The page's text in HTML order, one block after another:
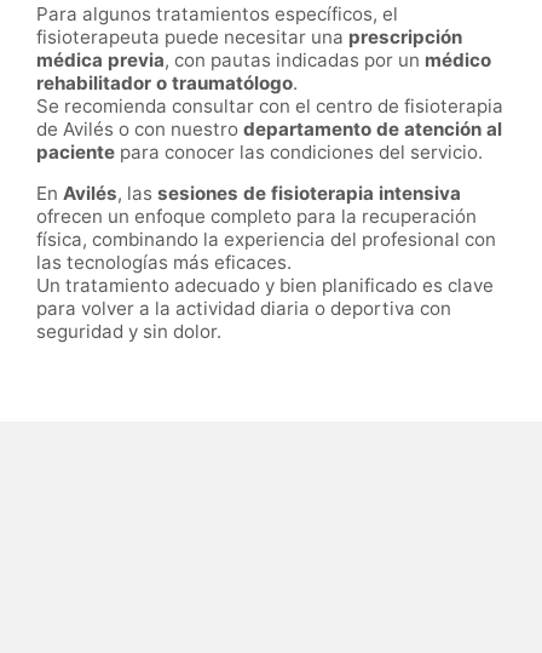
Para algunos tratamientos específicos, el
fisioterapeuta puede necesitar una prescripción
médica previa, con pautas indicadas por un médico
rehabilitador o traumatólogo.
Se recomienda consultar con el centro de fisioterapia
de Avilés o con nuestro departamento de atención al
paciente para conocer las condiciones del servicio.
En Avilés, las sesiones de fisioterapia intensiva
ofrecen un enfoque completo para la recuperación
física, combinando la experiencia del profesional con
las tecnologías más eficaces.
Un tratamiento adecuado y bien planificado es clave
para volver a la actividad diaria o deportiva con
seguridad y sin dolor.